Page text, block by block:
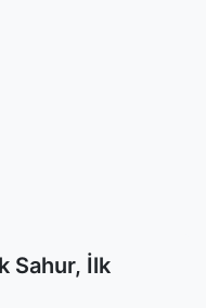
Sahur, İlk